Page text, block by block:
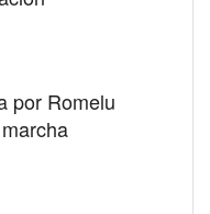
por Romelu